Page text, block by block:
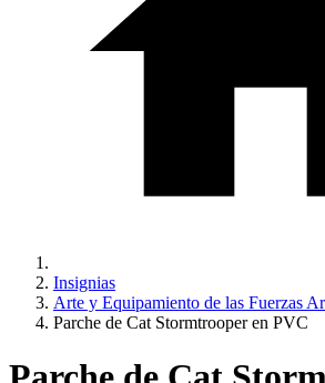
Insignias
Arte y Equipamiento de las Fuerzas
Parche de Cat Stormtrooper en PVC